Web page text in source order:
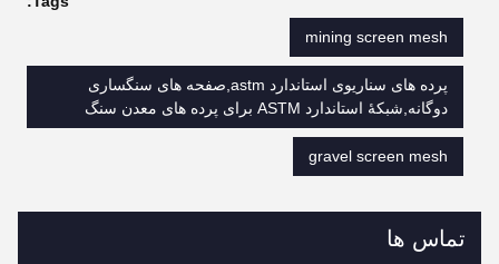
mining screen mesh
پرده های سناریوی استاندارد astm,صفحه های سنگساری
دوگانه,شبکۀ استاندارد ASTM برای پرده های معدن سنگ
gravel screen mesh
تماس ها